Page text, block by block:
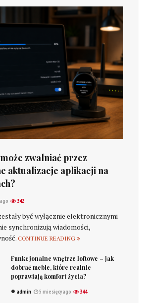
zwalniać przez
aktualizacje aplikacji na
342
być wyłącznie elektronicznymi
synchronizują wiadomości,
CONTINUE READING
Funkcjonalne wnętrze loftowe – jak
dobrać meble, które realnie
poprawiają komfort życia?
admin 5 miesięcy ago 344